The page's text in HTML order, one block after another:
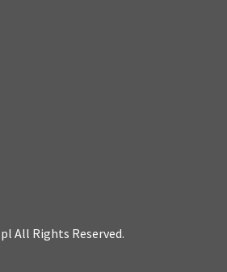
All Rights Reserved.